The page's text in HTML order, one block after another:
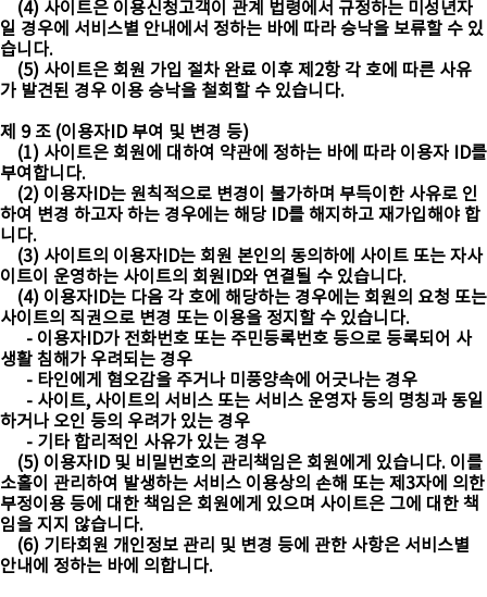
(4) 사이트은 이용신청고객이 관계 법령에서 규정하는 미성년자
일 경우에 서비스별 안내에서 정하는 바에 따라 승낙을 보류할 수 있
습니다.
(5) 사이트은 회원 가입 절차 완료 이후 제2항 각 호에 따른 사유
가 발견된 경우 이용 승낙을 철회할 수 있습니다.
제 9 조 (이용자ID 부여 및 변경 등)
(1) 사이트은 회원에 대하여 약관에 정하는 바에 따라 이용자 ID를
부여합니다.
(2) 이용자ID는 원칙적으로 변경이 불가하며 부득이한 사유로 인
하여 변경 하고자 하는 경우에는 해당 ID를 해지하고 재가입해야 합
니다.
(3) 사이트의 이용자ID는 회원 본인의 동의하에 사이트 또는 자사
이트이 운영하는 사이트의 회원ID와 연결될 수 있습니다.
(4) 이용자ID는 다음 각 호에 해당하는 경우에는 회원의 요청 또는
사이트의 직권으로 변경 또는 이용을 정지할 수 있습니다.
- 이용자ID가 전화번호 또는 주민등록번호 등으로 등록되어 사
생활 침해가 우려되는 경우
- 타인에게 혐오감을 주거나 미풍양속에 어긋나는 경우
- 사이트, 사이트의 서비스 또는 서비스 운영자 등의 명칭과 동일
하거나 오인 등의 우려가 있는 경우
- 기타 합리적인 사유가 있는 경우
(5) 이용자ID 및 비밀번호의 관리책임은 회원에게 있습니다. 이를
소홀이 관리하여 발생하는 서비스 이용상의 손해 또는 제3자에 의한
부정이용 등에 대한 책임은 회원에게 있으며 사이트은 그에 대한 책
임을 지지 않습니다.
(6) 기타회원 개인정보 관리 및 변경 등에 관한 사항은 서비스별
안내에 정하는 바에 의합니다.